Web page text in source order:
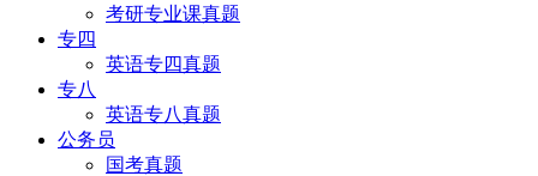
考研专业课真题
专四
英语专四真题
专八
英语专八真题
公务员
国考真题